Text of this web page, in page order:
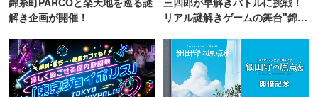
解き企画が開催！
リアル謎解きゲームの舞台"錦糸